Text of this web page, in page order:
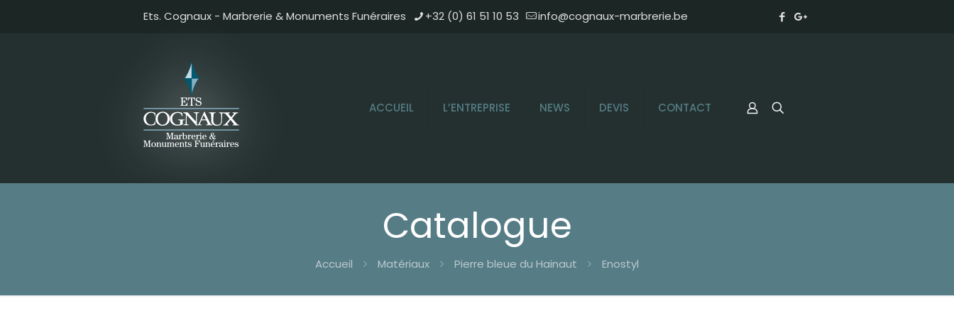
Ets. Cognaux - Marbrerie & Monuments Funéraires +32 (0) 61 51 10 53 info@cognaux-marbrerie.be
ACCUEIL L’ENTREPRISE NEWS DEVIS CONTACT
Catalogue
Accueil Matériaux Pierre bleue du Hainaut Enostyl